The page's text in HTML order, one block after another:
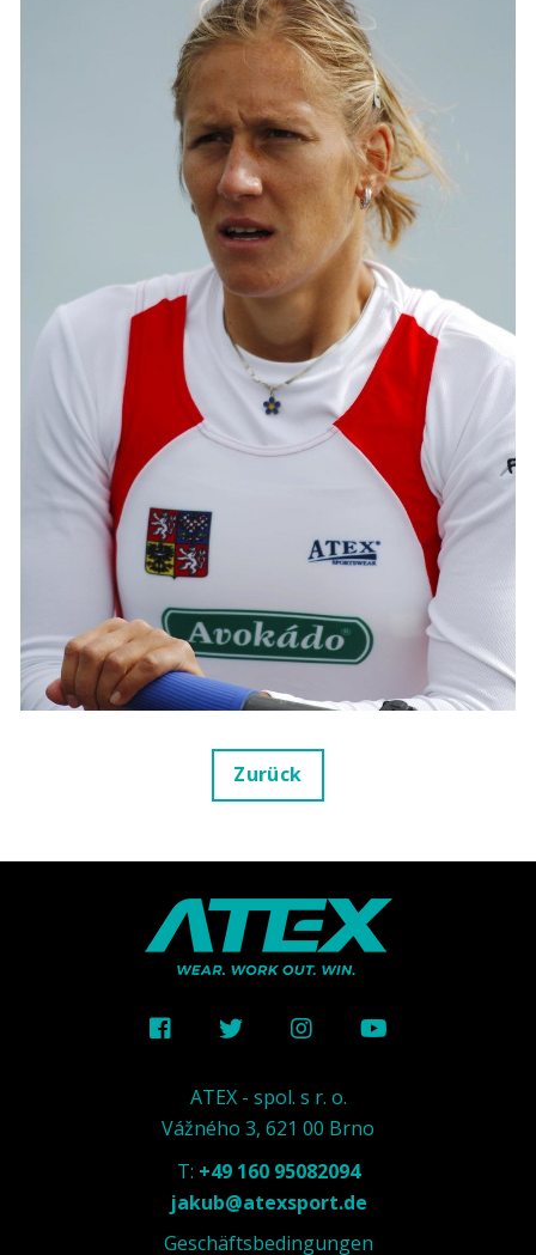
Zurück
ATEX - spol. s r. o.
Vážného 3, 621 00 Brno
T: +49 160 95082094
jakub@atexsport.de
Geschäftsbedingungen